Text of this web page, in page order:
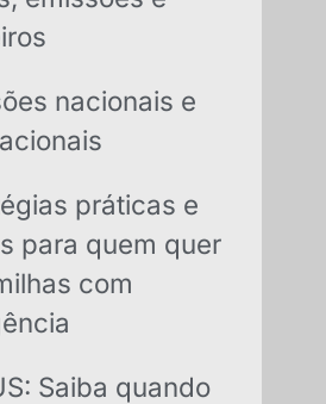
nacionais e
práticas e
para quem quer
com
Saiba quando